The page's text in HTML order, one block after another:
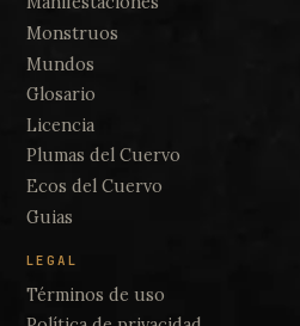
ESPECIES
Especie Eterno
Monstruos
Mundos
Glosario
Licencia
Plumas del Cuervo
Ecos del Cuervo
Guias
LEGAL
Términos de uso